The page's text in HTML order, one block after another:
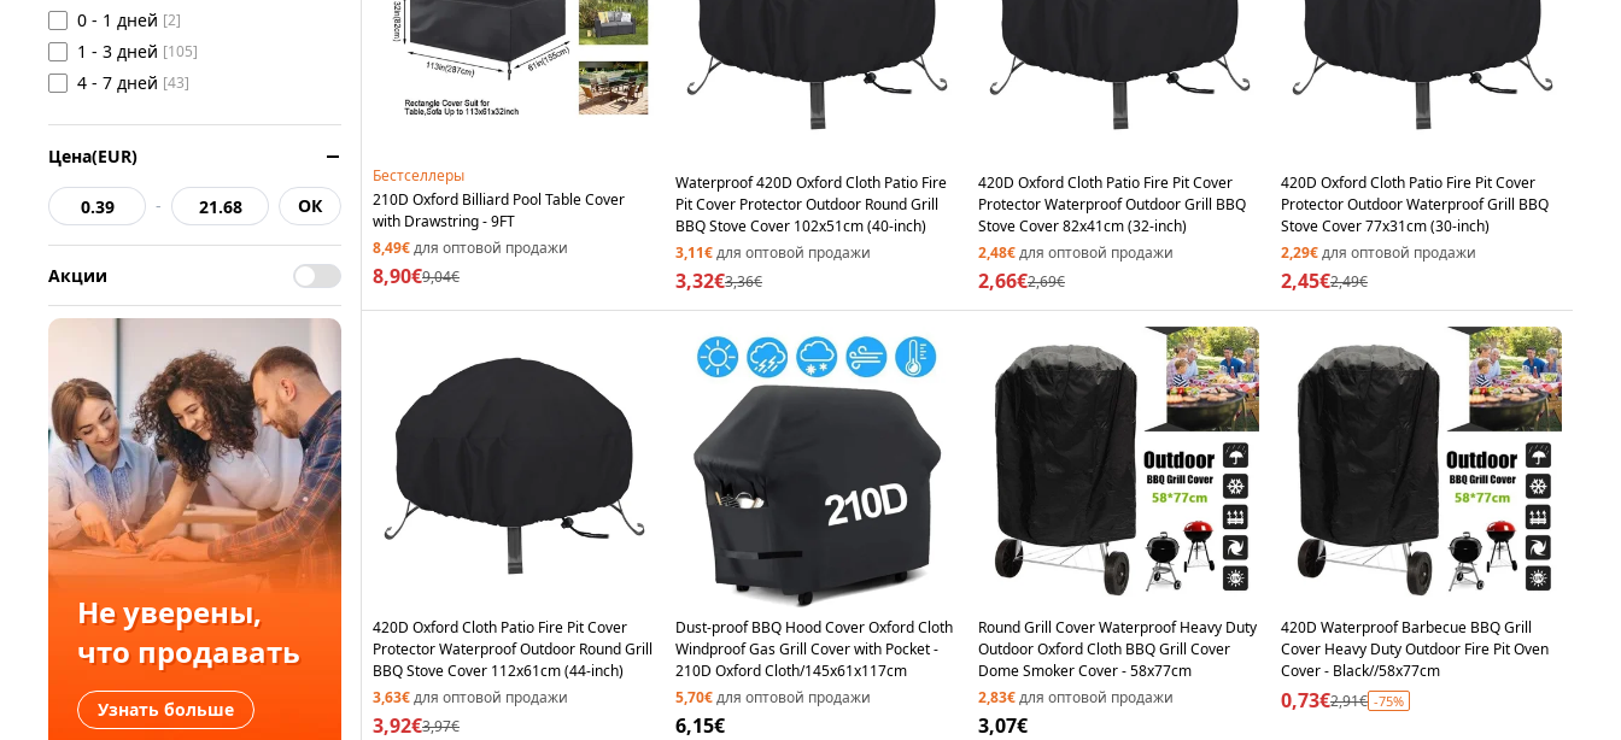
0 - 1 дней [2]
1 - 3 дней [105]
4 - 7 дней [43]
Цена(EUR)
- ОК
Акции
Не уверены,
что продавать
Узнать больше
Бестселлеры
210D Oxford Billiard Pool Table Cover
with Drawstring - 9FT
8,49€для оптовой продажи
8,90€9,04€
Waterproof 420D Oxford Cloth Patio Fire
Pit Cover Protector Outdoor Round Grill
BBQ Stove Cover 102x51cm (40-inch)
3,11€для оптовой продажи
3,32€3,36€
420D Oxford Cloth Patio Fire Pit Cover
Protector Waterproof Outdoor Grill BBQ
Stove Cover 82x41cm (32-inch)
2,48€для оптовой продажи
2,66€2,69€
420D Oxford Cloth Patio Fire Pit Cover
Protector Outdoor Waterproof Grill BBQ
Stove Cover 77x31cm (30-inch)
2,29€для оптовой продажи
2,45€2,49€
420D Oxford Cloth Patio Fire Pit Cover
Protector Waterproof Outdoor Round Grill
BBQ Stove Cover 112x61cm (44-inch)
3,63€для оптовой продажи
3,92€3,97€
Dust-proof BBQ Hood Cover Oxford Cloth
Windproof Gas Grill Cover with Pocket -
210D Oxford Cloth/145x61x117cm
5,70€для оптовой продажи
6,15€
Round Grill Cover Waterproof Heavy Duty
Outdoor Oxford Cloth BBQ Grill Cover
Dome Smoker Cover - 58x77cm
2,83€для оптовой продажи
3,07€
420D Waterproof Barbecue BBQ Grill
Cover Heavy Duty Outdoor Fire Pit Oven
Cover - Black//58x77cm
0,73€2,91€ -75%